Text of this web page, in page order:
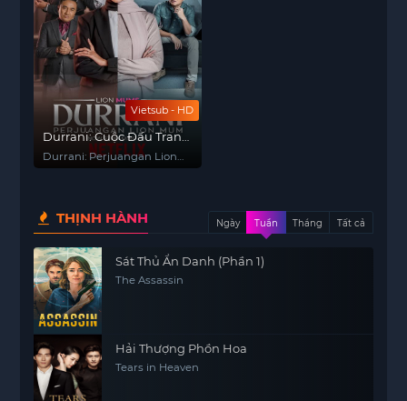
Vietsub - HD
Durrani: Cuộc Đấu Tranh
Của Sư Tử Mẹ
Durrani: Perjuangan Lion
THỊNH HÀNH Ngày Tuần Tháng Tất cả
Sát Thủ Ẩn Danh (Phần 1)
The Assassin
Hải Thượng Phồn Hoa
Tears in Heaven